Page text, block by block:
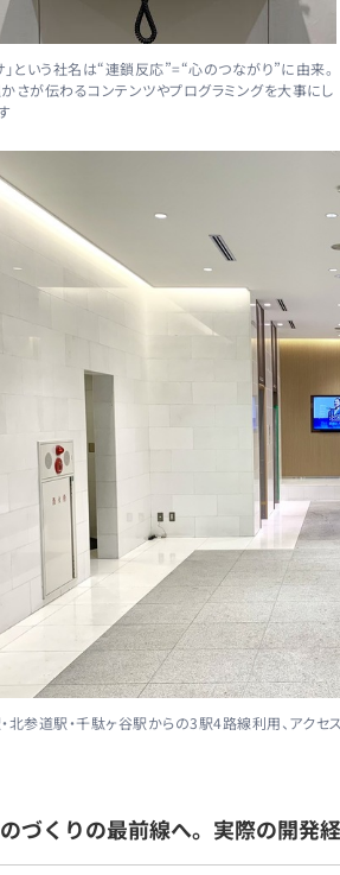
」という社名は“連鎖反応”=“心のつながり”に由来。
さが伝わるコンテンツやプログラミングを大事にし
北参道駅・千駄ヶ谷駅からの3駅4路線利用、アク
のづくりの最前線へ。実際の開発